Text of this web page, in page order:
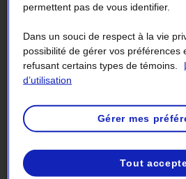
l’eau en amont est calme.
permettent pas de vous identifier.
Dans un souci de respect à la vie
possibilité de gérer vos préférences
refusant certains types de témoins.
d’utilisation
Gérer mes
Tout